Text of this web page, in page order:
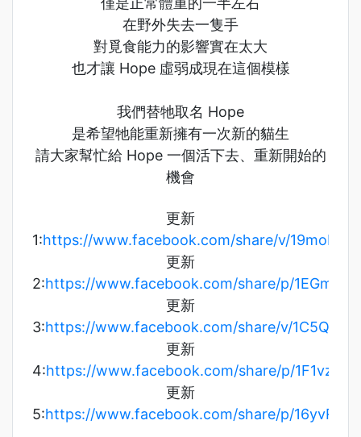
在野外失去一隻手
對覓食能力的影響實在太大
也才讓 Hope 虛弱成現在這個模樣
我們替牠取名 Hope
是希望牠能重新擁有一次新的貓生
請大家幫忙給 Hope 一個活下去、重新開始的
機會
更新
1:https://www.facebook.com/share/v/
更新
2:https://www.facebook.com/share/p/
更新
3:https://www.facebook.com/share/v/
更新
4:https://www.facebook.com/share/p/
更新
5:https://www.facebook.com/share/p/